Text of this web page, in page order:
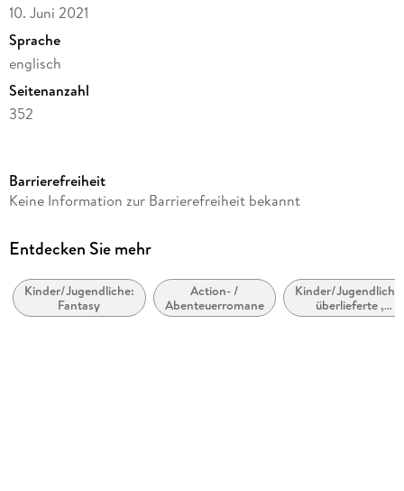
10. Juni 2021
Sprache
englisch
Seitenanzahl
352
Autor/Autorin
Verlag/Hersteller
Produktart
gebunden
Barrierefreiheit
Keine Information zur Barrierefreiheit bekannt
Entdecken Sie mehr
Kinder/Jugendliche:
Fantasy
Action- /
Abenteuerromane
Kinder/Jugendliche:
überlieferte ,
traditionelle